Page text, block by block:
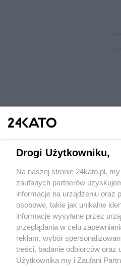
Wydawca mediów lokalnych
Nie zapomnij
zapoznać się z:
polityką prywatności
Twojemiasto
Drogi Użytkowniku,
Na naszej stronie 24kato.pl,
zaufanych partnerów
informacje na urządzeniu oraz
osobowe, takie jak unikalne
informacje wysyłane przez
przeglądania w celu
reklam, wybór
treści, badanie odbiorców oraz
Użytkownika my i Zaufani